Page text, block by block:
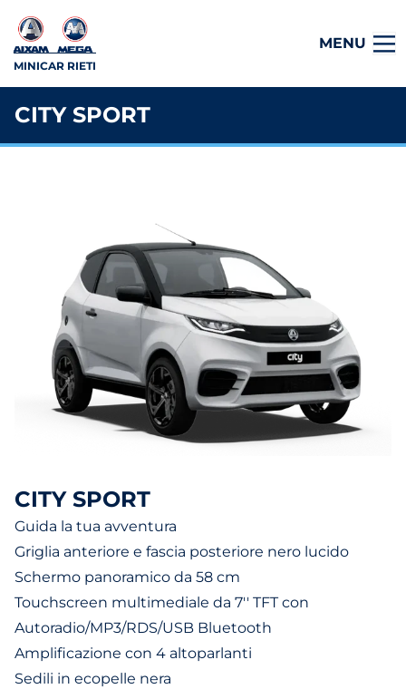
MINICAR RIETI
MENU
CITY SPORT
CITY SPORT
Guida la tua avventura
Griglia anteriore e fascia posteriore nero lucido
Schermo panoramico da 58 cm
Touchscreen multimediale da 7'' TFT con
Autoradio/MP3/RDS/USB Bluetooth
Amplificazione con 4 altoparlanti
Sedili in ecopelle nera